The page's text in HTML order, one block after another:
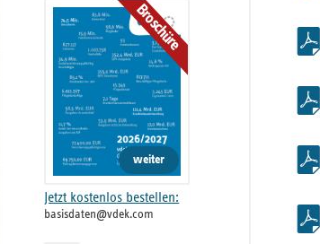
Broschüre
weiter
Jetzt kostenlos bestellen:
basisdaten@vdek.com